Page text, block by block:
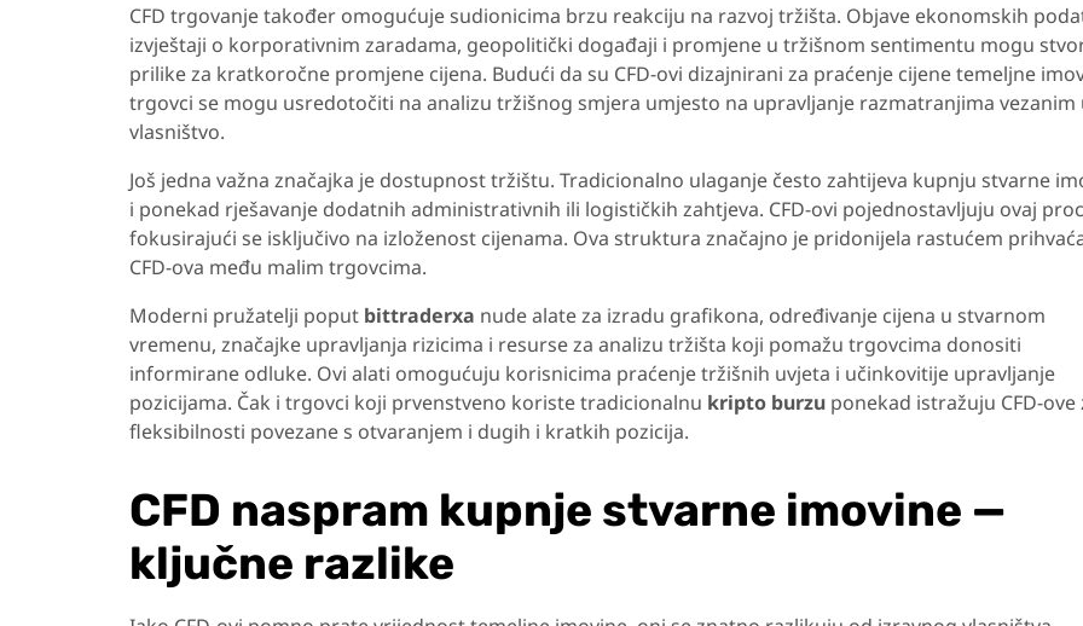
CFD trgovanje također omogućuje sudionicima brzu reakciju na razvoj tržišta. Objave ekonomskih
izvještaji o korporativnim zaradama, geopolitički događaji i promjene u tržišnom sentimentu mogu
prilike za kratkoročne promjene cijena. Budući da su CFD-ovi dizajnirani za praćenje cijene temeljne
trgovci se mogu usredotočiti na analizu tržišnog smjera umjesto na upravljanje razmatranjima vezanim
vlasništvo.
Još jedna važna značajka je dostupnost tržištu. Tradicionalno ulaganje često zahtijeva kupnju stvarne
i ponekad rješavanje dodatnih administrativnih ili logističkih zahtjeva. CFD-ovi pojednostavljuju ovaj
fokusirajući se isključivo na izloženost cijenama. Ova struktura značajno je pridonijela rastućem
CFD-ova među malim trgovcima.
Moderni pružatelji poput bittraderxa nude alate za izradu grafikona, određivanje cijena u stvarnom
vremenu, značajke upravljanja rizicima i resurse za analizu tržišta koji pomažu trgovcima donositi
informirane odluke. Ovi alati omogućuju korisnicima praćenje tržišnih uvjeta i učinkovitije upravljanje
pozicijama. Čak i trgovci koji prvenstveno koriste tradicionalnu kripto burzu ponekad istražuju CFD-ove
fleksibilnosti povezane s otvaranjem i dugih i kratkih pozicija.
CFD naspram kupnje stvarne imovine —
ključne razlike